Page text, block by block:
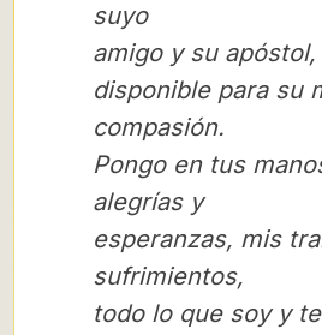
suyo
amigo y su apóstol,
disponible para su
compasión.
Pongo en tus
alegrías y
esperanzas, mis
sufrimientos,
todo lo que soy y